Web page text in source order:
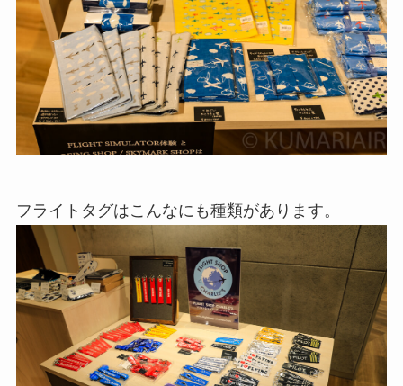
フライトタグはこんなにも種類があります。